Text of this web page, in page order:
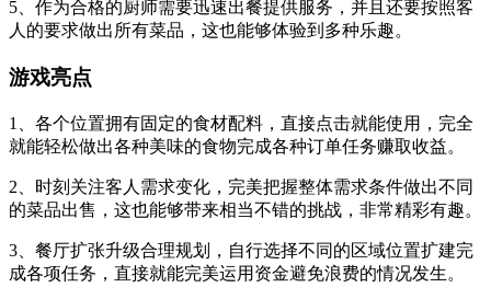
5、作为合格的厨师需要迅速出餐提供服务，并且还要按照客
人的要求做出所有菜品，这也能够体验到多种乐趣。
游戏亮点
1、各个位置拥有固定的食材配料，直接点击就能使用，完全
就能轻松做出各种美味的食物完成各种订单任务赚取收益。
2、时刻关注客人需求变化，完美把握整体需求条件做出不同
的菜品出售，这也能够带来相当不错的挑战，非常精彩有趣。
3、餐厅扩张升级合理规划，自行选择不同的区域位置扩建完
成各项任务，直接就能完美运用资金避免浪费的情况发生。